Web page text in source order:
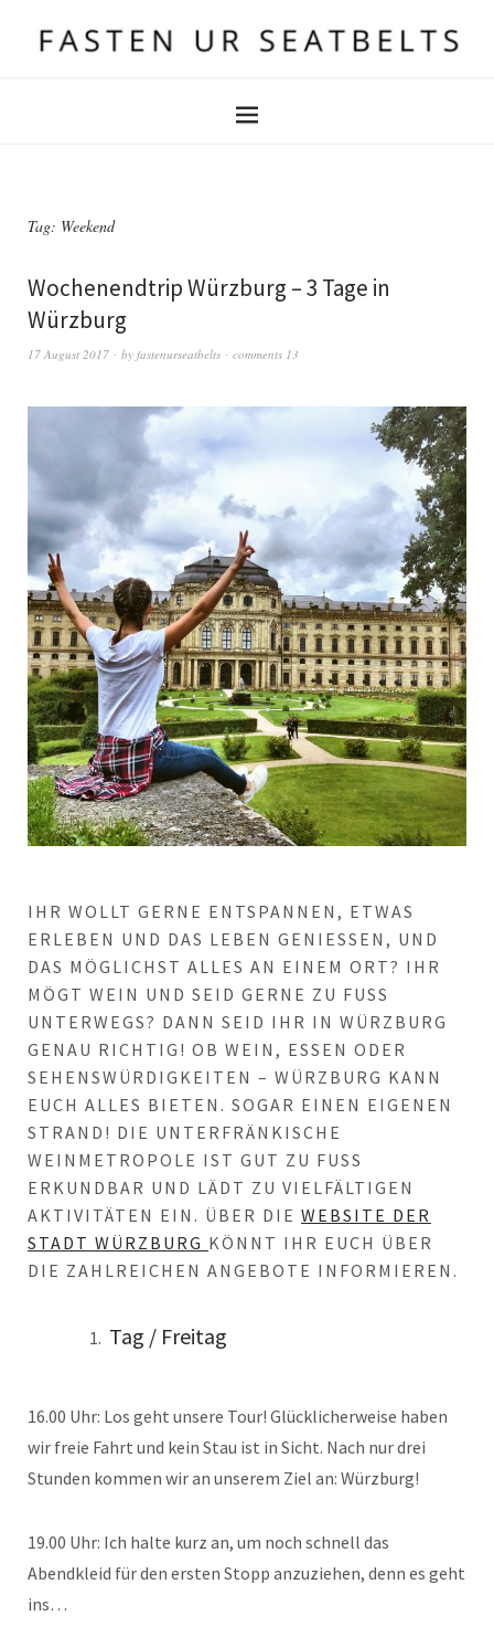
Tag: Weekend
Wochenendtrip Würzburg – 3 Tage in
Würzburg
17 August 2017 by fastenurseatbelts comments 13
IHR WOLLT GERNE ENTSPANNEN, ETWAS
ERLEBEN UND DAS LEBEN GENIESSEN, UND D
AS MÖGLICHST ALLES AN EINEM ORT? IHR M
ÖGT WEIN UND SEID GERNE ZU FUSS UN
TERWEGS? DANN SEID IHR IN WÜRZBURG GE
NAU RICHTIG! OB WEIN, ESSEN ODER SE
HENSWÜRDIGKEITEN – WÜRZBURG KANN EU
CH ALLES BIETEN. SOGAR EINEN EIGENEN ST
RAND! DIE UNTERFRÄNKISCHE WE
INMETROPOLE IST GUT ZU FUSS ERK
UNDBAR UND LÄDT ZU VIELFÄLTIGEN AKT
IVITÄTEN EIN. ÜBER DIE
WEBSITE DER
STADT WÜRZBURG KÖNNT IHR EUCH ÜBER
DIE ZAHLREICHEN ANGEBOTE INFORMIEREN.
Tag / Freitag
16.00 Uhr: Los geht unsere Tour! Glücklicherweise haben
wir freie Fahrt und kein Stau ist in Sicht. Nach nur drei
Stunden kommen wir an unserem Ziel an: Würzburg!
19.00 Uhr: Ich halte kurz an, um noch schnell das
Abendkleid für den ersten Stopp anzuziehen, denn es geht
ins…